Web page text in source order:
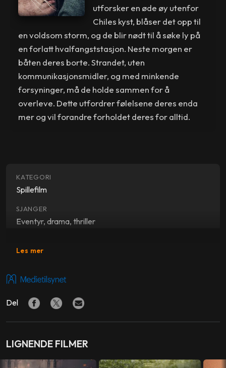
utforsker en øde øy utenfor
Chiles kyst, blåser det opp til
en voldsom storm, og de blir nødt til å søke ly på
en forlatt hvalfangststasjon. Neste morgen er
båten deres borte. Strandet, uten
kommunikasjonsmidler, og med minkende
forsyninger, må de holde sammen for å
overleve. Dette utfordrer følelsene deres enda
mer og vil forandre forholdet deres for alltid.
KATEGORI
Spillefilm
SJANGER
Eventyr, drama, thriller
Gilles Lellouche
REGI
Belgia,Frankrike,Island
Fransk
Les mer
Del
LIGNENDE FILMER